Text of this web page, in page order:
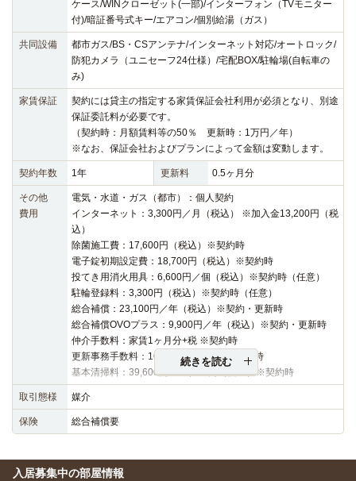
ケース/WINクローゼット(一部)/インターフォン（TVモニター
付)/暗証番号式キー/エアコン/個別給湯（ガス）
共同設備
都市ガス/BS・CSアンテナ/インターネット対応/オートロック/
防犯カメラ（ユニセーフ24仕様）/宅配BOX/駐輪場(自転車の
み)
家賃保証
契約には貸主の指定する家賃保証会社利用が必須となり、別途
保証委託料が必要です。
（契約時：月額賃料等の50％ 更新時：1万円／年）
※なお、保証会社およびプランによって金額は変動します。
契約年数 1年 更新料 0.5ヶ月分
その他
費用
電気・水道・ガス（都市）：個人契約
インターネット：3,300円／月（税込） ※加入金13,200円（税
込）
除菌施工費：17,600円（税込）※契約時
電子錠初期設定費：18,700円（税込）※契約時
投てき用消火用具：6,600円／個（税込）※契約時（任意）
駐輪登録料：3,300円（税込）※契約時（任意）
総合補償：23,100円／年（税込）※契約・更新時
総合補償OVOプラス：9,900円／年（税込）※契約・更新時
仲介手数料：家賃1ヶ月分+税 ※契約時
更新事務手数料：16,500円（税込）※更新時
基本清掃料：39,600円～45,100円（税込）※契約時
続きを読む
取引態様 媒介
保険 総合補償要
入居募集中の部屋情報